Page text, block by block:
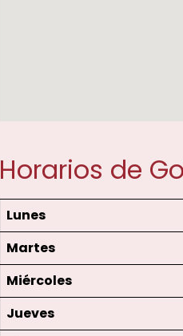
Horarios de
Lunes
Martes
Miércoles
Jueves